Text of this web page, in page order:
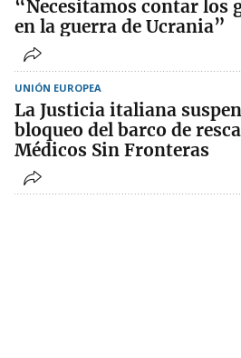
“Necesitamos contar los
en la guerra de Ucrania”
UNIÓN EUROPEA
La Justicia italiana
bloqueo del barco de
Médicos Sin Fronteras